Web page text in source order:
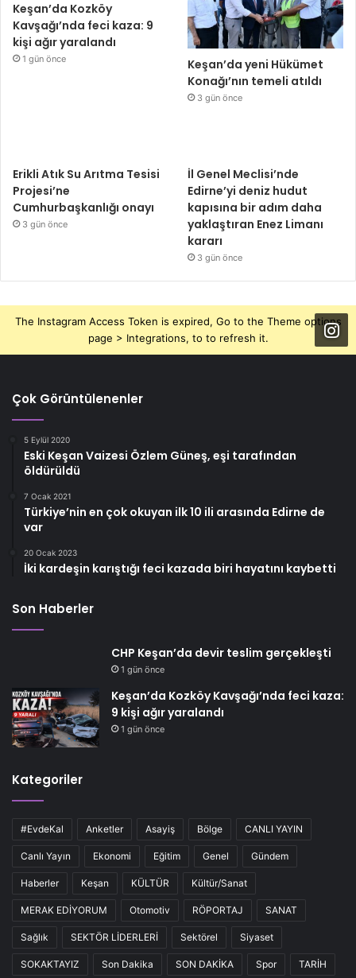
Keşan’da Kozköy
Kavşağı’nda feci kaza: 9
kişi ağır yaralandı
1 gün önce
Keşan’da yeni Hükümet
Konağı’nın temeli atıldı
3 gün önce
Erikli Atık Su Arıtma Tesisi
Projesi’ne
Cumhurbaşkanlığı onayı
3 gün önce
İl Genel Meclisi’nde
Edirne’yi deniz hudut
kapısına bir adım daha
yaklaştıran Enez Limanı
kararı
3 gün önce
The Instagram Access Token is expired, Go to the Theme options
page > Integrations, to to refresh it.
Çok Görüntülenenler
5 Eylül 2020
Eski Keşan Vaizesi Özlem Güneş, eşi tarafından
öldürüldü
7 Ocak 2021
Türkiye’nin en çok okuyan ilk 10 ili arasında Edirne de
var
20 Ocak 2023
İki kardeşin karıştığı feci kazada biri hayatını kaybetti
Son Haberler
CHP Keşan’da devir teslim gerçekleşti
1 gün önce
Keşan’da Kozköy Kavşağı’nda feci kaza:
9 kişi ağır yaralandı
1 gün önce
Kategoriler
#EvdeKal Anketler Asayiş Bölge CANLI YAYIN
Canlı Yayın Ekonomi Eğitim Genel Gündem
Haberler Keşan KÜLTÜR Kültür/Sanat
MERAK EDİYORUM Otomotiv RÖPORTAJ SANAT
Sağlık SEKTÖR LİDERLERİ Sektörel Siyaset
SOKAKTAYIZ Son Dakika SON DAKİKA Spor TARİH